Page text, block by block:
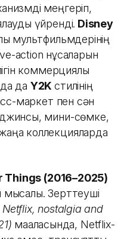
меңгеріп,
үйренді. Disney
мультфильмдерінің
action нұсқаларын
коммерциялық
да Y2Kстилінің
маркет пен сән
мини-сөмке,
коллекцияларда
Things (2016–2025)
Зерттеуші
Netflix, nostalgia and
мақаласында, Netflix-